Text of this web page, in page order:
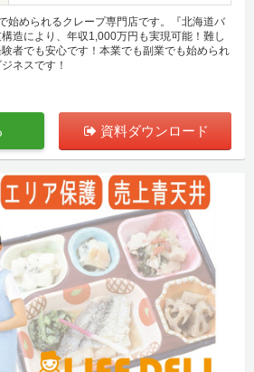
始められるクレープ専門店です。『北海道バ
造により、年収1,000万円も実現可能！難し
者でも安心です！本業でも副業でも始められ
ネスです！
資料ダウンロード